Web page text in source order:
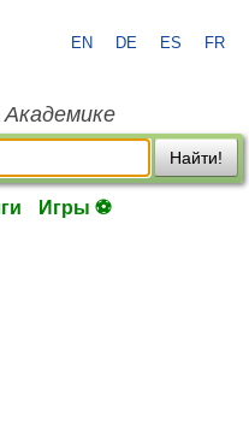
EN DE ES FR
Академике
Найти!
Игры ⚽